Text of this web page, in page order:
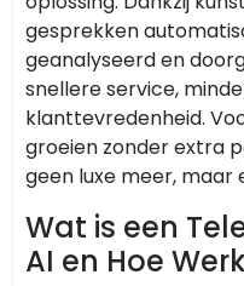
gesprekken
geanalyseerd en
snellere service,
klanttevredenheid.
groeien zonder extra
geen luxe meer, maar
Wat is een
AI en Hoe